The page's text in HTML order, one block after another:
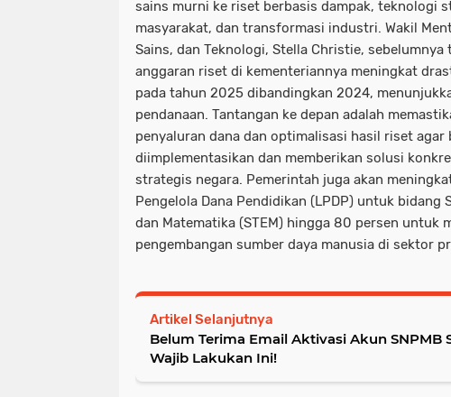
sains murni ke riset berbasis dampak, teknologi
masyarakat, dan transformasi industri. Wakil
Sains, dan Teknologi, Stella Christie,
anggaran riset di kementeriannya meningkat
pada tahun 2025 dibandingkan 2024,
pendanaan. Tantangan ke depan adalah
penyaluran dana dan optimalisasi hasil riset agar
diimplementasikan dan memberikan solusi
strategis negara. Pemerintah juga akan
Pengelola Dana Pendidikan (LPDP) untuk bidang
dan Matematika (STEM) hingga 80 persen untuk
pengembangan sumber daya manusia di sektor
Artikel Selanjutnya
Belum Terima Email Aktivasi Akun SNPMB
Wajib Lakukan Ini!